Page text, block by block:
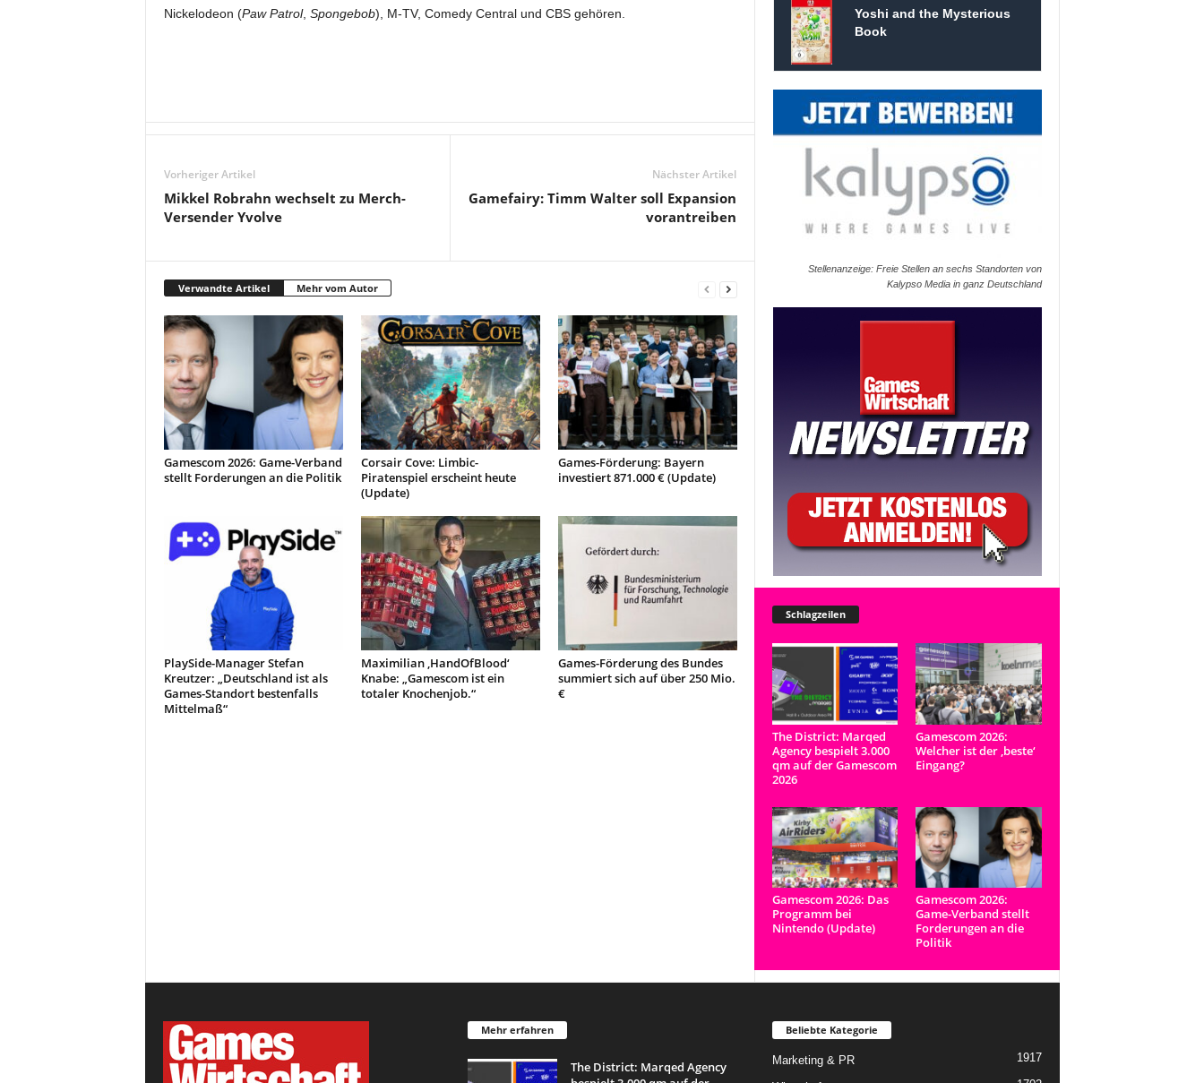
Nickelodeon (Paw Patrol, Spongebob), M-TV, Comedy Central und CBS gehören.
Vorheriger Artikel
Mikkel Robrahn wechselt zu Merch-
Versender Yvolve
Nächster Artikel
Gamefairy: Timm Walter soll Expansion
vorantreiben
Verwandte Artikel Mehr vom Autor
Gamescom 2026: Game-Verband
stellt Forderungen an die Politik
Corsair Cove: Limbic-
Piratenspiel erscheint heute
(Update)
Games-Förderung: Bayern
investiert 871.000 € (Update)
PlaySide-Manager Stefan
Kreutzer: „Deutschland ist als
Games-Standort bestenfalls
Mittelmaß“
Maximilian ‚HandOfBlood‘
Knabe: „Gamescom ist ein
totaler Knochenjob.“
Games-Förderung des Bundes
summiert sich auf über 250 Mio.
€
Yoshi and the Mysterious
Book
Stellenanzeige: Freie Stellen an sechs Standorten von
Kalypso Media in ganz Deutschland
Schlagzeilen
The District: Marqed
Agency bespielt 3.000
qm auf der Gamescom
2026
Gamescom 2026:
Welcher ist der ‚beste‘
Eingang?
Gamescom 2026: Das
Programm bei
Nintendo (Update)
Gamescom 2026:
Game-Verband stellt
Forderungen an die
Politik
Mehr erfahren
The District: Marqed Agency
Beliebte Kategorie
Marketing & PR 1917